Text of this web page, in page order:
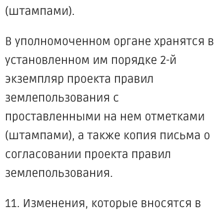
(штампами).
В уполномоченном органе хранятся в
установленном им порядке 2-й
экземпляр проекта правил
землепользования с
проставленными на нем отметками
(штампами), а также копия письма о
согласовании проекта правил
землепользования.
11. Изменения, которые вносятся в